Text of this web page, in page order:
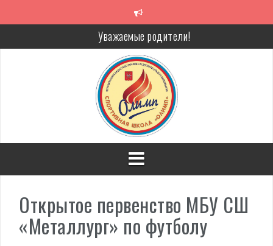
Уважаемые родители!
Алкоголь — путь в никуда
Решение спора без суда
Проголосуй за объекты благоустройства!
Открытое первенство МБУ СШ
«Металлург» по футболу